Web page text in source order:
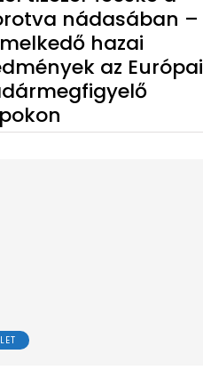
nádasában –
hazai
az Európai